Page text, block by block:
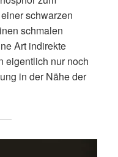
schwarzen
schmalen
Art indirekte
eigentlich nur noch
in der Nähe der